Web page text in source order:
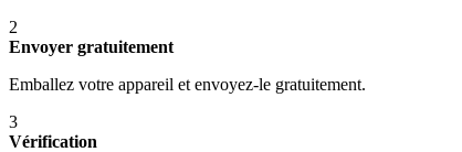
2
Envoyer gratuitement
Emballez votre appareil et envoyez-le gratuitement.
3
Vérification